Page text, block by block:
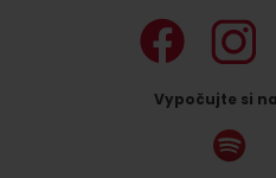
Vypočujte si